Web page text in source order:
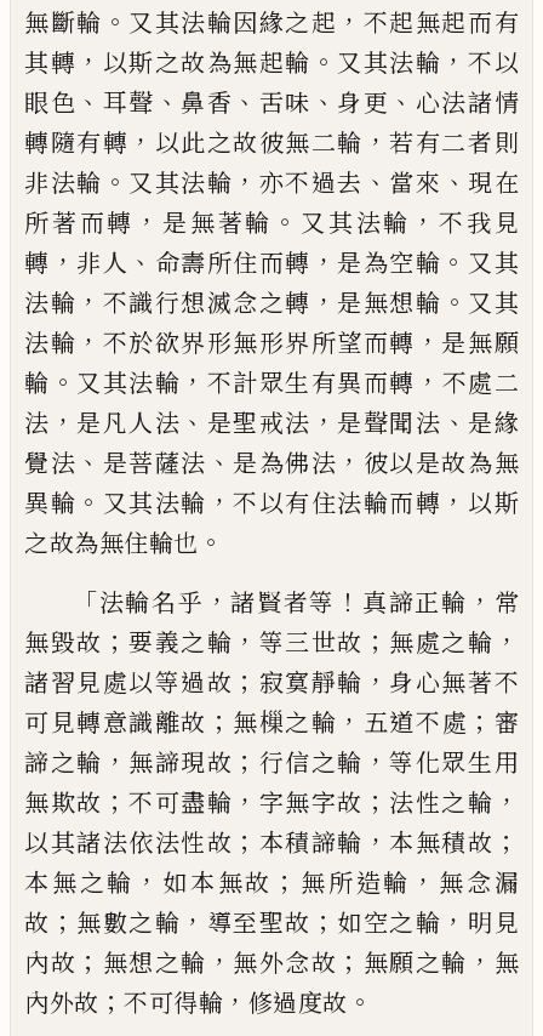
無斷輪 。 又其法輪因緣之起 ， 不起無起而有
其轉 ， 以斯之故為無起輪 。 又其法輪 ，不以
眼色 、 耳聲 、鼻香 、 舌味 、 身更 、 心法諸情
轉隨有轉 ， 以此之故彼無二輪 ，若有二者則
非法輪 。 又其法輪 ， 亦不過去 、 當來 、 現在
所著而轉 ， 是無著輪 。 又其法輪 ， 不我見
轉 ， 非人 、 命壽所住而轉 ， 是為空輪 。 又其
法輪 ， 不識行想滅念之轉 ， 是無想輪 。 又其
法輪 ， 不於欲界形無形界所望而轉 ， 是無願
輪 。 又其法輪 ， 不計眾生有異而轉 ， 不處二
法 ， 是凡人法 、 是聖戒法 ， 是聲聞法 、 是緣
覺法 、 是菩薩法 、 是為佛法 ， 彼以是故為無
異輪 。 又其法輪 ，不以有住法輪而轉 ， 以斯
之故為無住輪也 。
「法輪名乎 ，諸賢者等 ！ 真諦正輪 ， 常
無毀故 ； 要義之輪 ， 等三世故 ； 無處之輪 ，
諸習見處以等過故 ； 寂寞靜輪 ， 身心無著不
可見轉意識離故 ； 無樔之輪 ， 五道不處 ； 審
諦之輪 ， 無諦現故 ； 行信之輪 ，等化眾生用
無欺故 ； 不可盡輪 ， 字無字故 ； 法性之輪 ，
以其諸法依法性故 ； 本積諦輪 ，本無積故 ；
本無之輪 ， 如本無故 ； 無所造輪 ， 無念漏
故 ； 無數之輪 ， 導至聖故 ； 如空之輪 ， 明見
內故 ； 無想之輪 ， 無外念故 ； 無願之輪 ， 無
內外故 ； 不可得輪 ， 修過度故 。